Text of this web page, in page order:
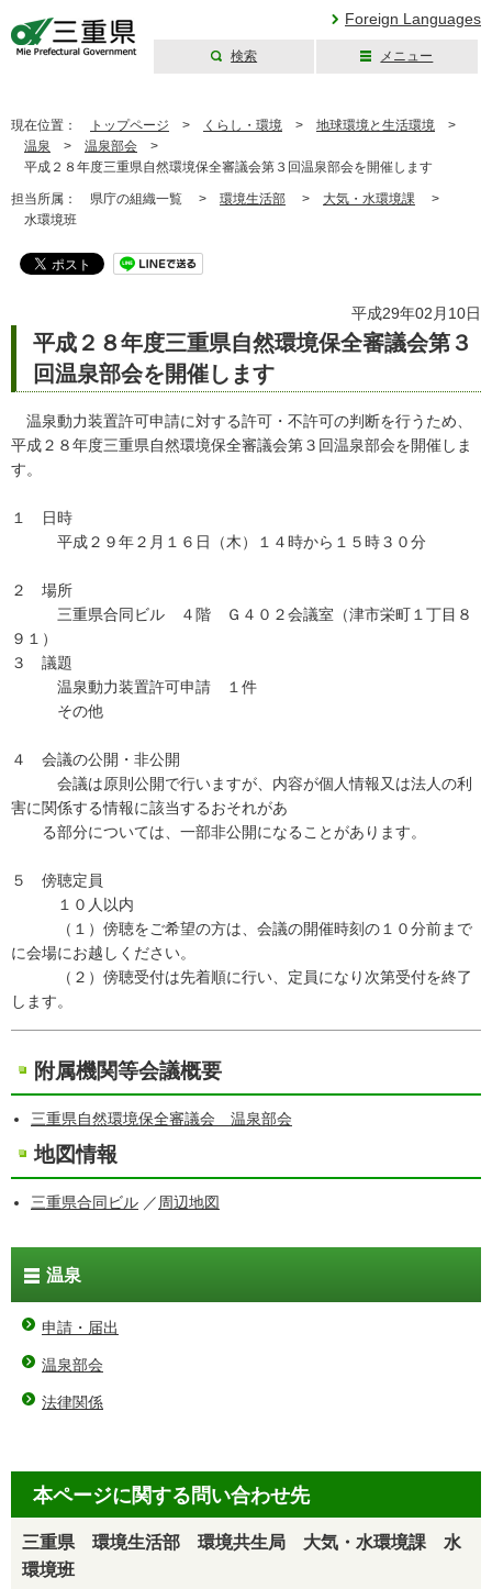
Foreign Languages
検索 メニュー
現在位置： トップページ > くらし・環境 > 地球環境と生活環境 >
温泉 > 温泉部会 >
平成２８年度三重県自然環境保全審議会第３回温泉部会を開催します
担当所属： 県庁の組織一覧 > 環境生活部 > 大気・水環境課 >
水環境班
平成29年02月10日
平成２８年度三重県自然環境保全審議会第３
回温泉部会を開催します
温泉動力装置許可申請に対する許可・不許可の判断を行うため、
平成２８年度三重県自然環境保全審議会第３回温泉部会を開催しま
す。
１ 日時
平成２９年２月１６日（木）１４時から１５時３０分
２ 場所
三重県合同ビル ４階 Ｇ４０２会議室（津市栄町１丁目８
９１）
３ 議題
温泉動力装置許可申請 １件
その他
４ 会議の公開・非公開
会議は原則公開で行いますが、内容が個人情報又は法人の利
害に関係する情報に該当するおそれがあ
る部分については、一部非公開になることがあります。
５ 傍聴定員
１０人以内
（１）傍聴をご希望の方は、会議の開催時刻の１０分前まで
に会場にお越しください。
（２）傍聴受付は先着順に行い、定員になり次第受付を終了
します。
附属機関等会議概要
三重県自然環境保全審議会 温泉部会
地図情報
三重県合同ビル ／ 周辺地図
温泉
申請・届出
温泉部会
法律関係
本ページに関する問い合わせ先
三重県 環境生活部 環境共生局 大気・水環境課 水
環境班